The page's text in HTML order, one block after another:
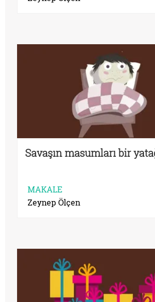
Savaşın masumları bir
MAKALE
Zeynep Ölçen